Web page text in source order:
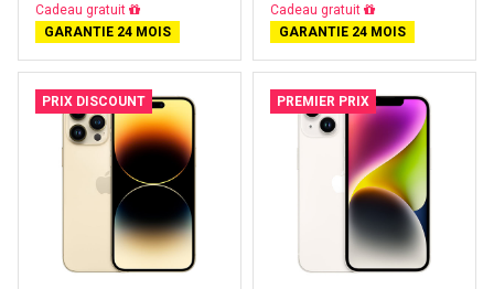
Livraison gratuite
GARANTIE 24 MOIS
Livraison gratuite
GARANTIE 24 MOIS
PRIX DISCOUNT PREMIER PRIX